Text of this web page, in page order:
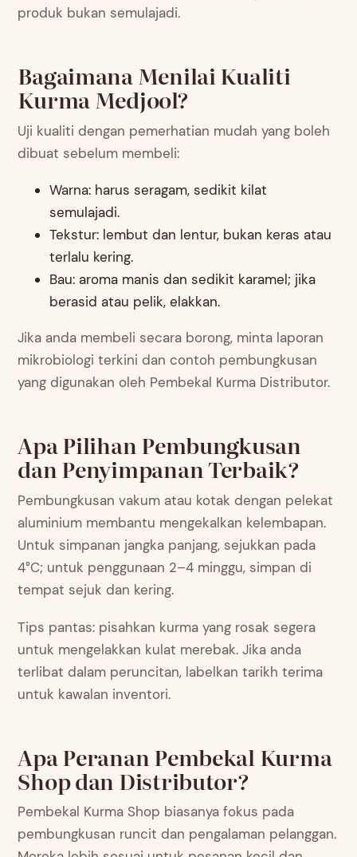
produk bukan semulajadi.
Bagaimana Menilai Kualiti
Kurma Medjool?
Uji kualiti dengan pemerhatian mudah yang boleh
dibuat sebelum membeli:
Warna: harus seragam, sedikit kilat
semulajadi.
Tekstur: lembut dan lentur, bukan keras atau
terlalu kering.
Bau: aroma manis dan sedikit karamel; jika
berasid atau pelik, elakkan.
Jika anda membeli secara borong, minta laporan
mikrobiologi terkini dan contoh pembungkusan
yang digunakan oleh Pembekal Kurma Distributor.
Apa Pilihan Pembungkusan
dan Penyimpanan Terbaik?
Pembungkusan vakum atau kotak dengan pelekat
aluminium membantu mengekalkan kelembapan.
Untuk simpanan jangka panjang, sejukkan pada
4°C; untuk penggunaan 2–4 minggu, simpan di
tempat sejuk dan kering.
Tips pantas: pisahkan kurma yang rosak segera
untuk mengelakkan kulat merebak. Jika anda
terlibat dalam peruncitan, labelkan tarikh terima
untuk kawalan inventori.
Apa Peranan Pembekal Kurma
Shop dan Distributor?
Pembekal Kurma Shop biasanya fokus pada
pembungkusan runcit dan pengalaman pelanggan.